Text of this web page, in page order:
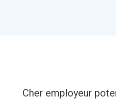
Cher employeur